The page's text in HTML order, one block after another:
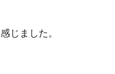
じました。